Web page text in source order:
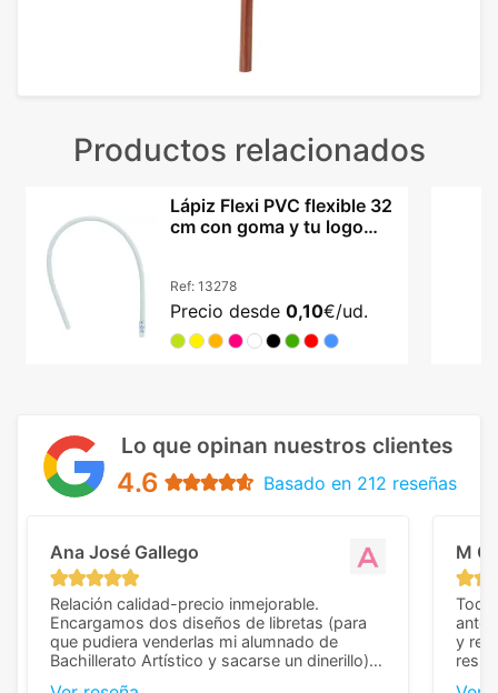
Productos relacionados
Lápiz Flexi PVC flexible 32
cm con goma y tu logo
Ref: 13278
Precio desde 0,10€/ud.
Lo que opinan nuestros clientes
4.6 Basado en 212 reseñas
Ana José Gallego
Relación calidad-precio inmejorable.
Encargamos dos diseños de libretas (para
que pudiera venderlas mi alumnado de
Bachillerato Artístico y sacarse un dinerillo) y
M C
Todo
y